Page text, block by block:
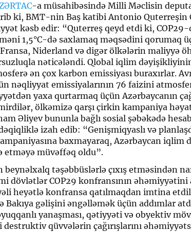
-a müsahibəsində Milli Məclisin
ki, BMT-nin Baş katibi Antonio Quterreşin
kəsb edir: “Quterreş qeyd etdi ki, COP29-
1,5°C-də saxlamaq məqsədini qorumaq
Fransa, Niderland və digər ölkələrin maliyyə
nəticələndi. Qlobal iqlim
ən çox karbon emissiyası buraxırlar.
nəqliyyat emissiyalarının 76 faizini
yaxa qurtarmaq üçün Azərbaycanın
ölkəmizə qarşı çirkin kampaniya
Əliyev bununla bağlı sosial şəbəkədə
izah edib: “Genişmiqyaslı və
baxmayaraq, Azərbaycan iqlim
etməyə müvəffəq oldu”.
beynəlxalq təşəbbüslərlə çıxış etməsindən
dövlətlər COP29 konfransının əhəmiyyətini
heyətlə konfransa qatılmaqdan imtina
Bakıya gəlişini əngəlləmək üçün addımlar
yanaşması, qətiyyəti və obyektiv
qüvvələrin çağırışlarını